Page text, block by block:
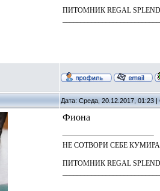
ПИТОМНИК REGAL
Дата: Среда, 20.12.2017, 01:23
Фиона
НЕ СОТВОРИ СЕБЕ
ПИТОМНИК REGAL